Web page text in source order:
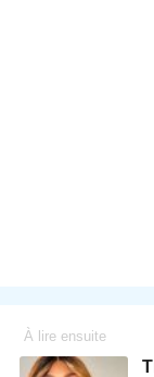
À lire ensuite